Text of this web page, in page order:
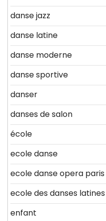
danse jazz
danse latine
danse moderne
danse sportive
danser
danses de salon
école
ecole danse
ecole danse opera paris
ecole des danses latines
enfant